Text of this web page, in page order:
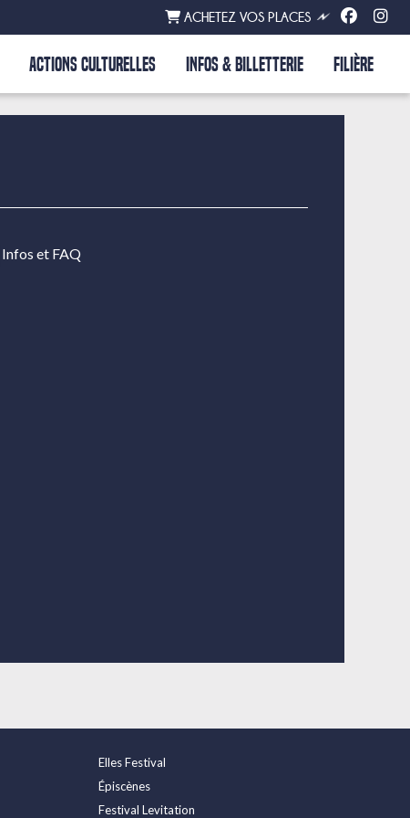
ACHETEZ VOS PLACES
ACTIONS CULTURELLES INFOS & BILLETTERIE FILIÈRE
Infos et FAQ
Elles Festival
Épiscènes
Festival Levitation